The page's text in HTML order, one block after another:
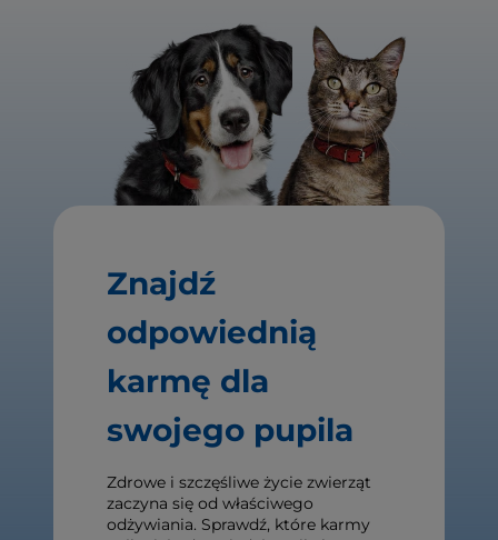
Znajdź
odpowiednią
karmę dla
swojego pupila
Zdrowe i szczęśliwe życie zwierząt
zaczyna się od właściwego
odżywiania. Sprawdź, które karmy